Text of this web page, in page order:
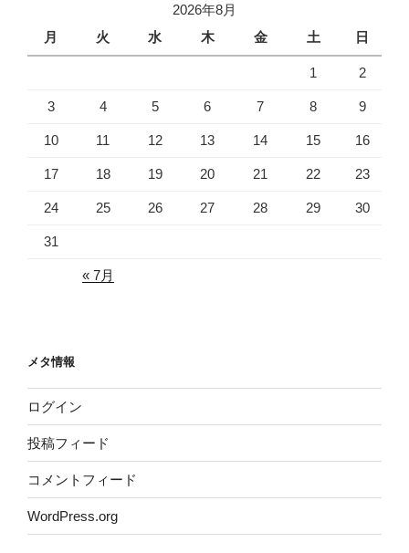
2026年8月
月
火 水 木 金 土 日
1 2
3 4 5 6 7 8 9
10 11 12 13 14 15 16
17 18 19 20 21 22 23
24 25 26 27 28 29 30
31
« 7月
メタ情報
ログイン
投稿フィード
コメントフィード
WordPress.org